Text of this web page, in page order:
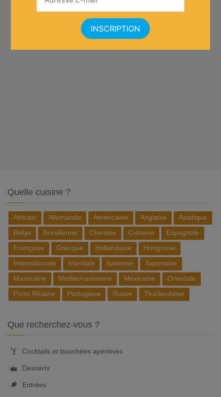
Quelle cuisine ?
Africain Allemande Américaine Anglaise
Asiatique
Belge
Brésilienne Chinoise Cubaine
Espagnole
Française
Grecque Hollandaise
Hongroise
Internationale
Irlandais Italienne
Japonaise
Marocaine
Mediterranéenne Mexicaine
Orientale
Porto Ricaine
Portugaise Russe Thaïlandaise
Que recherchez-vous ?
Cocktails et bouchées apéritives
Desserts
Entrées